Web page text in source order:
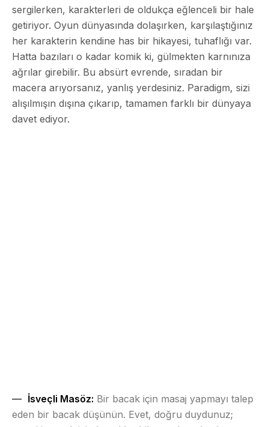
sergilerken, karakterleri de oldukça eğlenceli bir hale
getiriyor. Oyun dünyasında dolaşırken, karşılaştığınız
her karakterin kendine has bir hikayesi, tuhaflığı var.
Hatta bazıları o kadar komik ki, gülmekten karnınıza
ağrılar girebilir. Bu absürt evrende, sıradan bir
macera arıyorsanız, yanlış yerdesiniz. Paradigm, sizi
alışılmışın dışına çıkarıp, tamamen farklı bir dünyaya
davet ediyor.
İsveçli Masöz: Bir bacak için masaj yapmayı talep
eden bir bacak düşünün. Evet, doğru duydunuz;